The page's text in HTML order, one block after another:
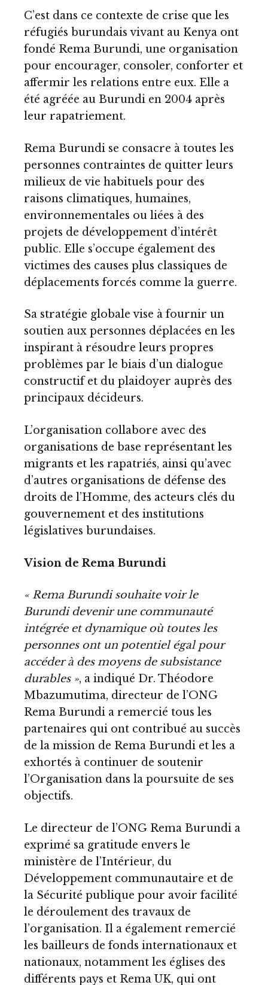
C’est dans ce contexte de crise que les
réfugiés burundais vivant au Kenya ont
fondé Rema Burundi, une organisation
pour encourager, consoler, conforter et
affermir les relations entre eux. Elle a
été agréée au Burundi en 2004 après
leur rapatriement.
Rema Burundi se consacre à toutes les
personnes contraintes de quitter leurs
milieux de vie habituels pour des
raisons climatiques, humaines,
environnementales ou liées à des
projets de développement d’intérêt
public. Elle s’occupe également des
victimes des causes plus classiques de
déplacements forcés comme la guerre.
Sa stratégie globale vise à fournir un
soutien aux personnes déplacées en les
inspirant à résoudre leurs propres
problèmes par le biais d’un dialogue
constructif et du plaidoyer auprès des
principaux décideurs.
L’organisation collabore avec des
organisations de base représentant les
migrants et les rapatriés, ainsi qu’avec
d’autres organisations de défense des
droits de l’Homme, des acteurs clés du
gouvernement et des institutions
législatives burundaises.
Vision de Rema Burundi
« Rema Burundi souhaite voir le
Burundi devenir une communauté
intégrée et dynamique où toutes les
personnes ont un potentiel égal pour
accéder à des moyens de subsistance
durables », a indiqué Dr. Théodore
Mbazumutima, directeur de l’ONG
Rema Burundi a remercié tous les
partenaires qui ont contribué au succès
de la mission de Rema Burundi et les a
exhortés à continuer de soutenir
l’Organisation dans la poursuite de ses
objectifs.
Le directeur de l’ONG Rema Burundi a
exprimé sa gratitude envers le
ministère de l’Intérieur, du
Développement communautaire et de
la Sécurité publique pour avoir facilité
le déroulement des travaux de
l’organisation. Il a également remercié
les bailleurs de fonds internationaux et
nationaux, notamment les églises des
différents pays et Rema UK, qui ont